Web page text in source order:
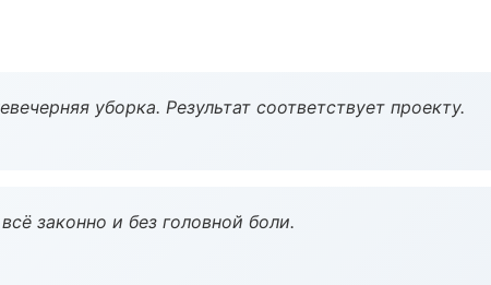
уборка. Результат соответствует проекту.
законно и без головной боли.